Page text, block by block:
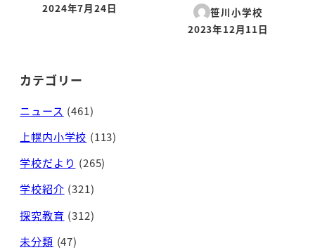
投稿日
2024年7月24日
笹川小学校
投稿日
2023年12月11日
カテゴリー
ニュース (461)
上幌内小学校 (113)
学校だより (265)
学校紹介 (321)
探究教育 (312)
未分類 (47)